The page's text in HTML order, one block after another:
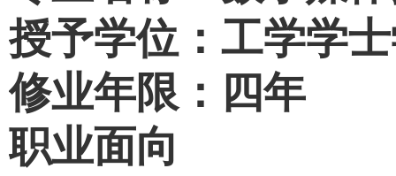
授予学位：工学学
修业年限：四年
职业面向